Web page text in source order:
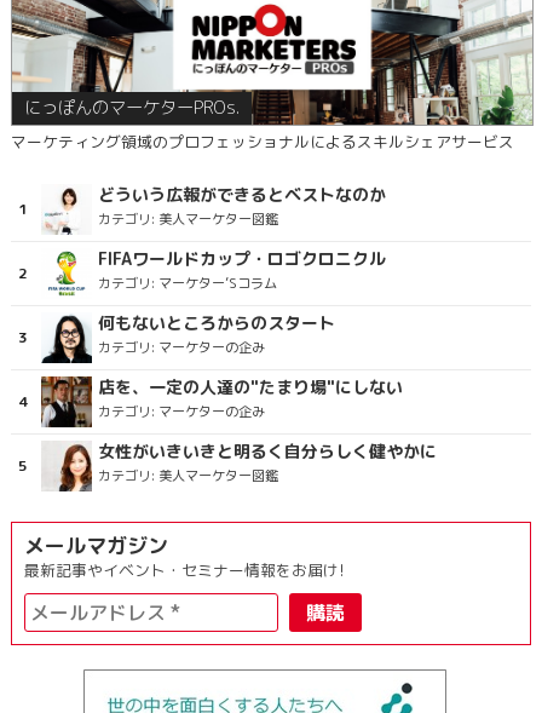
にっぽんのマーケターPROs.
マーケティング領域のプロフェッショナルによるスキルシェアサービス
どういう広報ができるとベストなのか
カテゴリ: 美人マーケター図鑑
FIFAワールドカップ・ロゴクロニクル
カテゴリ: マーケター’Sコラム
何もないところからのスタート
カテゴリ: マーケターの企み
店を、一定の人達の"たまり場"にしない
カテゴリ: マーケターの企み
女性がいきいきと明るく自分らしく健やかに
カテゴリ: 美人マーケター図鑑
メールマガジン
最新記事やイベント・セミナー情報をお届け!